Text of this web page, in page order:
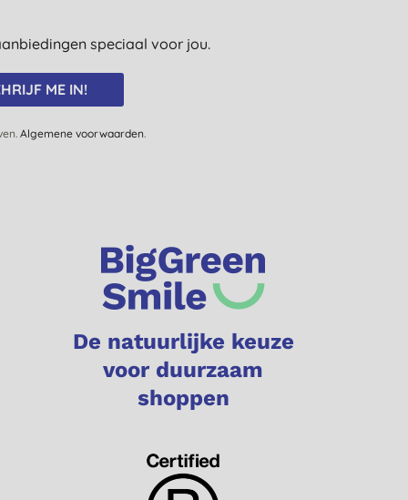
speciaal voor jou.
ME IN!
Algemene voorwaarden.
De natuurlijke keuze
voor duurzaam
shoppen